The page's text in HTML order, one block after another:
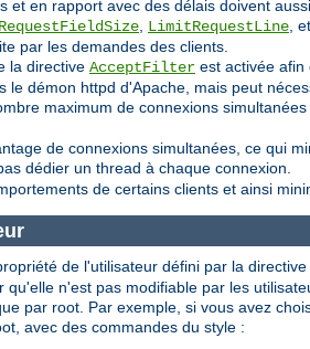
en rapport avec des délais doivent
LimitRequestLine , et
par les demandes des clients.
la directive AcceptFilter est activée
démon httpd d'Apache, mais peut
maximum de connexions
de connexions simultanées, ce qui
dédier un thread à chaque connexion.
de certains clients et ainsi
de l'utilisateur défini par la directive
n'est pas modifiable par les
par root. Par exemple, si vous avez
avec des commandes du style :